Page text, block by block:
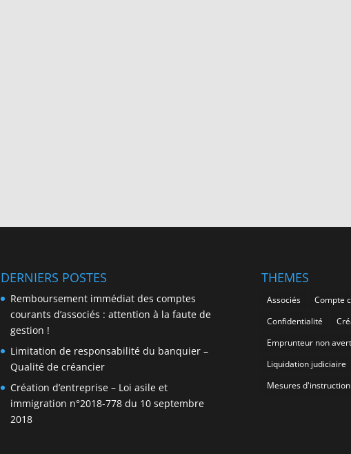
DERNIERS POSTES
Remboursement immédiat des comptes
courants d’associés : attention à la faute de
gestion !
Limitation de responsabilité du banquier –
Qualité de créancier
Création d’entreprise – Loi asile et
immigration n°2018-778 du 10 septembre
2018
THEMES
Associés Compte
Confidentialité
Emprunteur non
Liquidation judiciaire
Mesures d'instruction